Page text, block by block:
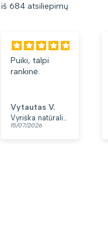
iš 684 atsiliepimų
Puiki, talpi
rankinė.
Vytautas V.
15/07/2026